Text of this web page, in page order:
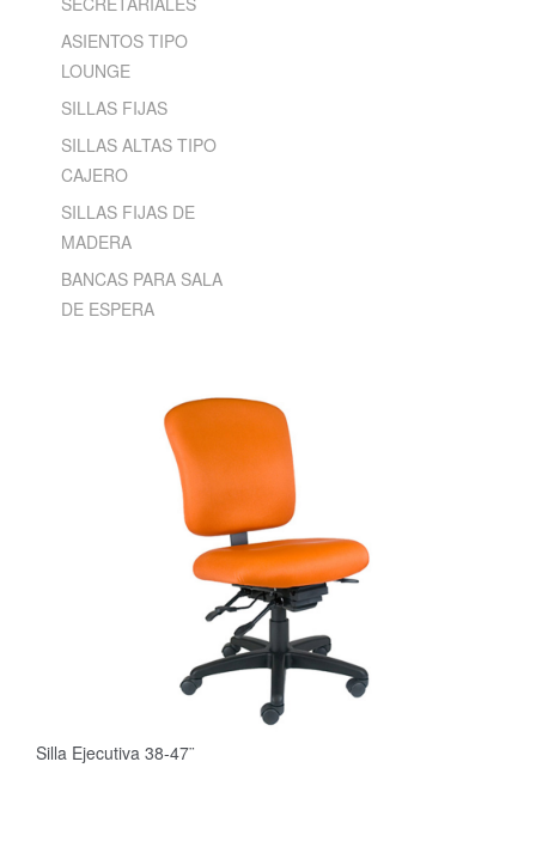
ASIENTOS TIPO
LOUNGE
SILLAS FIJAS
SILLAS ALTAS TIPO
CAJERO
SILLAS FIJAS DE
MADERA
BANCAS PARA SALA
DE ESPERA
Silla Ejecutiva 38-47¨